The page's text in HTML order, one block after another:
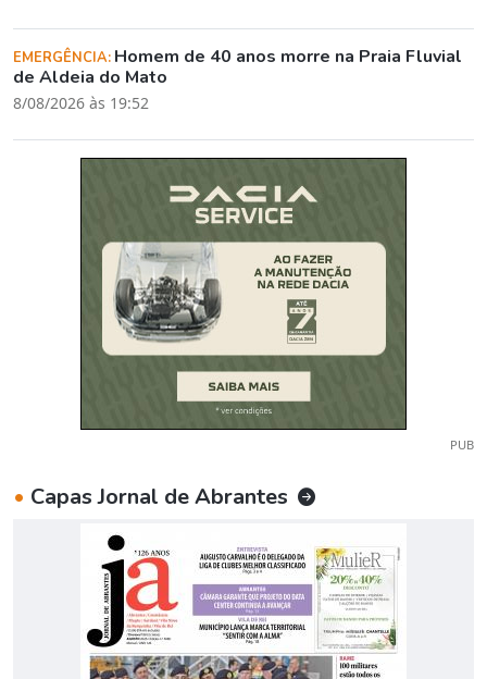
EMERGÊNCIA: Homem de 40 anos morre na Praia Fluvial
de Aldeia do Mato
8/08/2026 às 19:52
PUB
• Capas Jornal de Abrantes